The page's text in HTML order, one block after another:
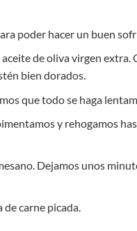
poder hacer un buen
de oliva virgen extra.
bien dorados.
que todo se haga
y rehogamos
Dejamos unos
carne picada.